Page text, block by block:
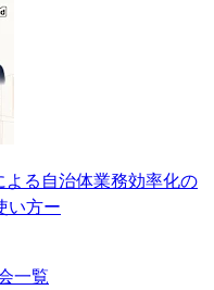
よる自治体業務効率化の
い方ー
一覧